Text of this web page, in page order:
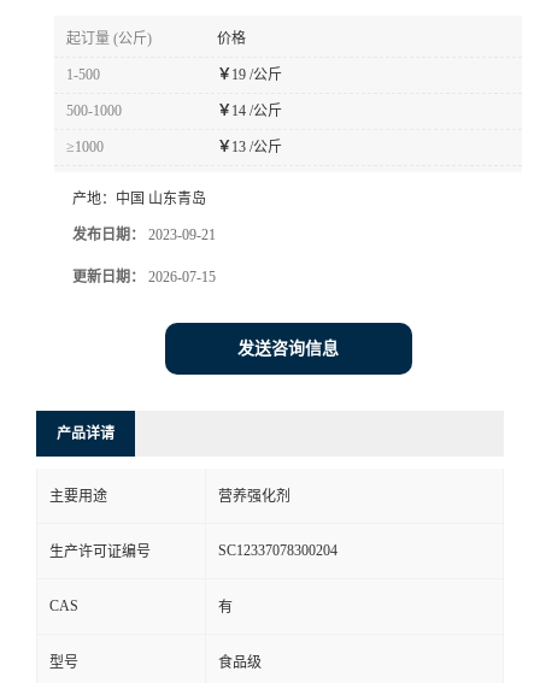
起订量 (公斤) 价格
1-500 ￥ 19 /公斤
500-1000 ￥ 14 /公斤
≥1000 ￥ 13 /公斤
产地： 中国 山东青岛
发布日期： 2023-09-21
更新日期： 2026-07-15
发送咨询信息
产品详请
主要用途 营养强化剂
生产许可证编号 SC12337078300204
CAS 有
型号 食品级